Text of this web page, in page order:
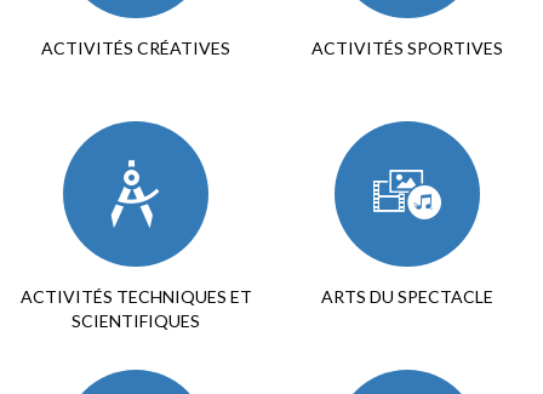
ACTIVITÉS CRÉATIVES ACTIVITÉS SPORTIVES
ACTIVITÉS TECHNIQUES ET
SCIENTIFIQUES
ARTS DU SPECTACLE